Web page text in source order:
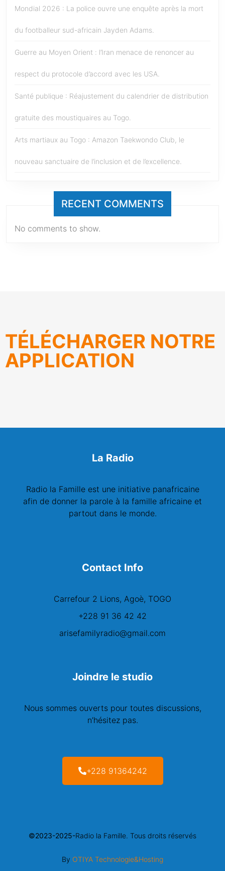
Mondial 2026 : La police ouvre une enquête après la mort
du footballeur sud-africain Jayden Adams.
Guerre au Moyen Orient : l’Iran menace de renoncer au
respect du protocole d’accord avec les USA.
Santé publique : Réajustement du calendrier de distribution
gratuite des moustiquaires au Togo.
Arts martiaux au Togo : Amazon Taekwondo Club, le
nouveau sanctuaire de l’inclusion et de l’excellence.
RECENT COMMENTS
No comments to show.
TÉLÉCHARGER NOTRE
APPLICATION
La Radio
Radio la Famille est une initiative panafricaine
afin de donner la parole à la famille africaine et
partout dans le monde.
Contact Info
Carrefour 2 Lions, Agoè, TOGO
+228 91 36 42 42
arisefamilyradio@gmail.com
Joindre le studio
Nous sommes ouverts pour toutes discussions,
n’hésitez pas.
+228 91364242
©2023-2025-Radio la Famille. Tous droits réservés
By OTIYA Technologie&Hosting